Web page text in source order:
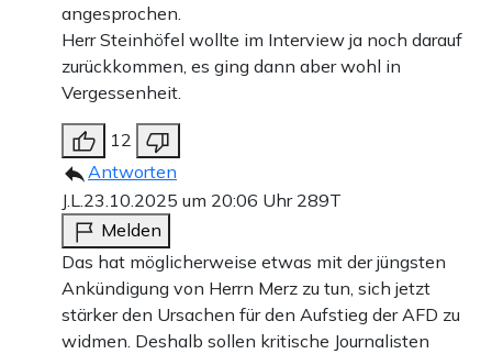
angesprochen.
Herr Steinhöfel wollte im Interview ja noch darauf
zurückkommen, es ging dann aber wohl in
Vergessenheit.
12
Antworten
J.L.23.10.2025 um 20:06 Uhr 289T
Melden
Das hat möglicherweise etwas mit der jüngsten
Ankündigung von Herrn Merz zu tun, sich jetzt
stärker den Ursachen für den Aufstieg der AFD zu
widmen. Deshalb sollen kritische Journalisten